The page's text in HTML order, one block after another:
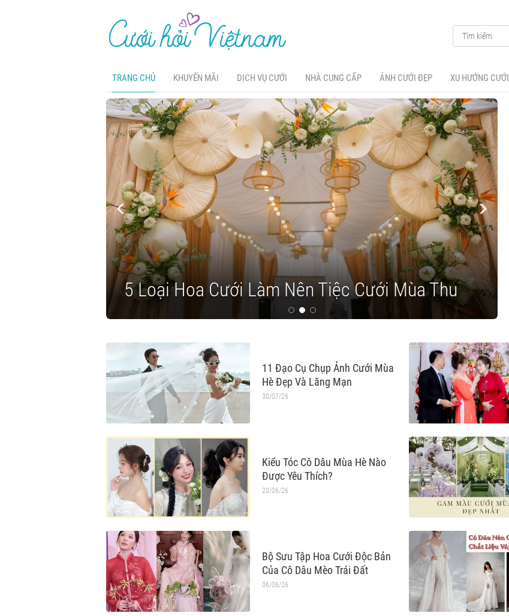
TRANG CHỦ KHUYẾN MÃI DỊCH VỤ CƯỚI NHÀ CUNG CẤP ẢNH CƯỚI ĐẸP XU HƯỚNG CƯỚI
5 Loại Hoa Cưới Làm Nên Tiệc Cưới Mùa Thu
11 Đạo Cụ Chụp Ảnh Cưới Mùa
Hè Đẹp Và Lãng Mạn
30/07/26
Kiểu Tóc Cô Dâu Mùa Hè Nào
Được Yêu Thích?
20/06/26
Bộ Sưu Tập Hoa Cưới Độc Bản
Của Cô Dâu Mèo Trái Đất
06/06/26